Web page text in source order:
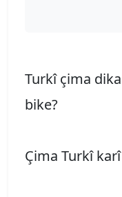
Turkî çima
bike?
Çima Turkî